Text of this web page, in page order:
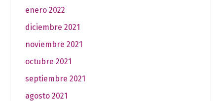
enero 2022
diciembre 2021
noviembre 2021
octubre 2021
septiembre 2021
agosto 2021